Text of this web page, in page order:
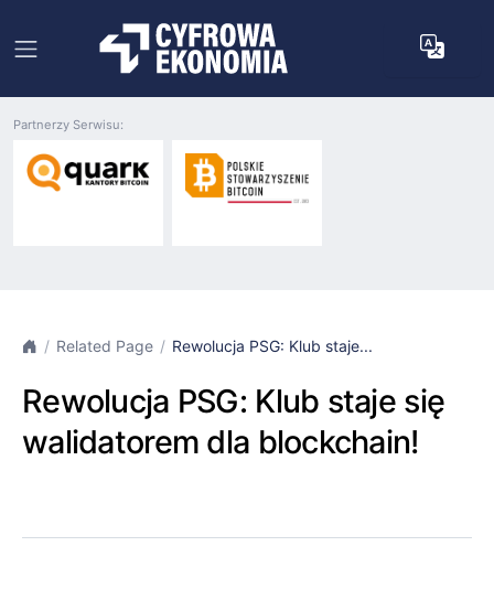
Partnerzy Serwisu:
Related Page Rewolucja PSG: Klub staje...
Rewolucja PSG: Klub staje się
walidatorem dla blockchain!